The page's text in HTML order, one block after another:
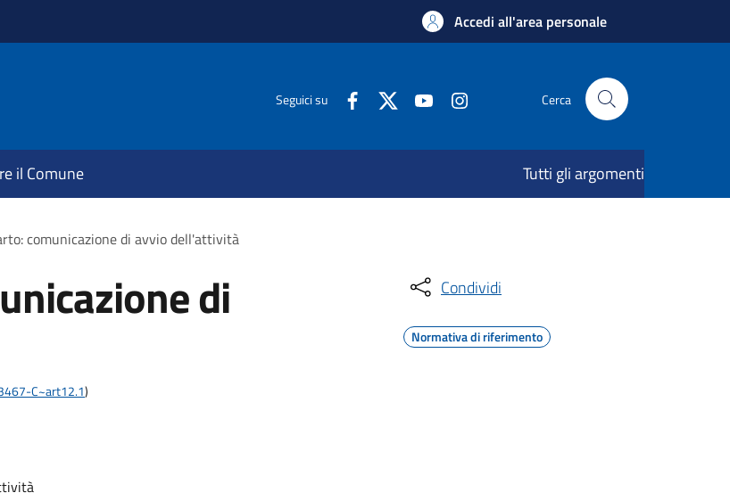
Accedi all'area personale
Seguici su Cerca
il Comune Tutti gli argomenti
comunicazione di avvio dell'attività
di
C~art12.1)
Condividi
Normativa di riferimento